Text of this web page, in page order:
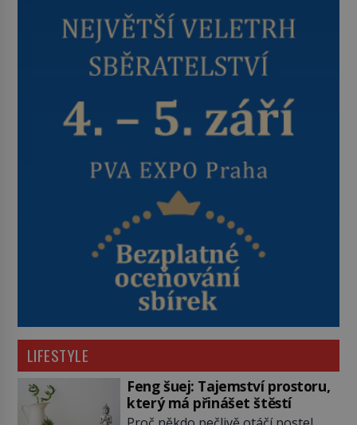
LIFESTYLE
Feng šuej: Tajemství prostoru,
který má přinášet štěstí